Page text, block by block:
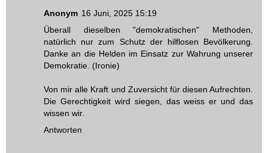
Anonym 16 Juni, 2025 15:19
Überall dieselben "demokratischen" Methoden,
natürlich nur zum Schutz der hilflosen Bevölkerung.
Danke an die Helden im Einsatz zur Wahrung unserer
Demokratie. (Ironie)
Von mir alle Kraft und Zuversicht für diesen Aufrechten.
Die Gerechtigkeit wird siegen, das weiss er und das
wissen wir.
Antworten